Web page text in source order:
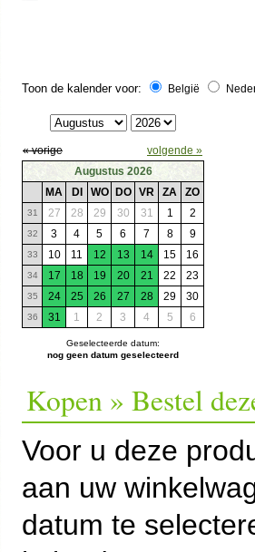
Toon de kalender voor: België
« vorige
volgende »
Augustus 2026
MA
DI WO DO VR ZA ZO
31 27 28 29 30 31 1 2
32 3 4 5 6 7 8 9
33 10 11 12 13 14 15 16
34 17 18 19 20 21 22 23
35 24 25 26 27 28 29 30
36 31 1 2 3 4 5 6
Geselecteerde datum:
nog geen datum geselecteerd
Kopen » Bestel
Voor u deze
aan uw
datum te